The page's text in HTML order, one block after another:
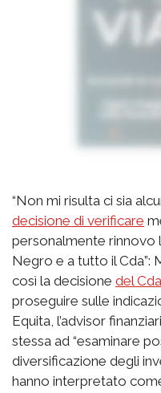
“Non mi risulta ci sia
decisione di verificare
personalmente rinnovo
Negro e a tutto il Cda”:
così la decisione del
proseguire sulle
Equita, l’advisor
stessa ad “esaminare
diversificazione degli
hanno interpretato